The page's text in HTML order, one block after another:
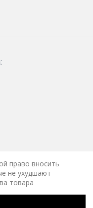
право вносить
не ухудшают
товара